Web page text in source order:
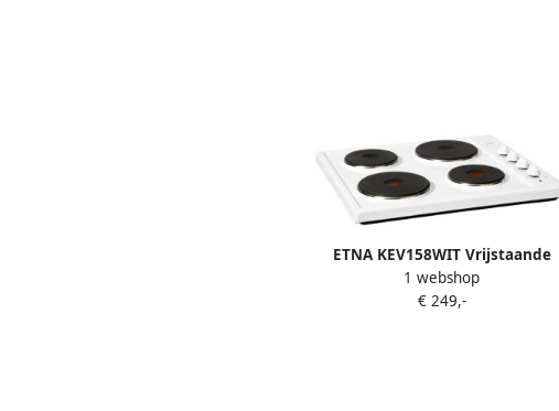
ETNA KEV158WIT Vrijstaande
Elektrische Kookplaat
1 webshop
€ 249,-